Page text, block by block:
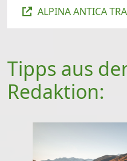
ALPINA ANTICA
Tipps aus
Redaktion: